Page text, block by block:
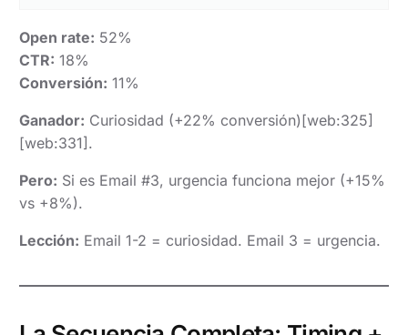
Open rate: 52%
CTR: 18%
Conversión: 11%
Ganador: Curiosidad (+22% conversión)[web:325]
[web:331].
Pero: Si es Email #3, urgencia funciona mejor (+15%
vs +8%).
Lección: Email 1-2 = curiosidad. Email 3 = urgencia.